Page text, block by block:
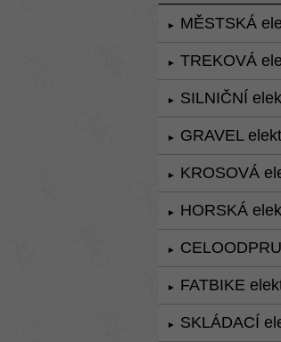
► MĚSTSKÁ
► TREKOVÁ
► SILNIČNÍ
► GRAVEL
► KROSOVÁ
► HORSKÁ
►
► FATBIKE
► SKLÁDACÍ